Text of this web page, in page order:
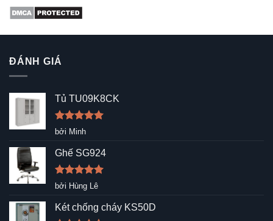
ĐÁNH GIÁ
Tủ TU09K8CK
Được xếp
sao
bởi Minh
Ghế SG924
Được xếp
5
sao
bởi Hùng Lê
Két chống cháy KS50D